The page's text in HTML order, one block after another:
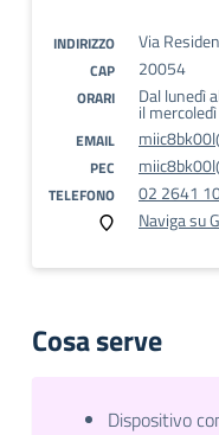
INDIRIZZO Via
CAP 20054
ORARI Dal lunedì
il
EMAIL
PEC
TELEFONO
02 2641
Naviga su
Cosa serve
Dispositivo